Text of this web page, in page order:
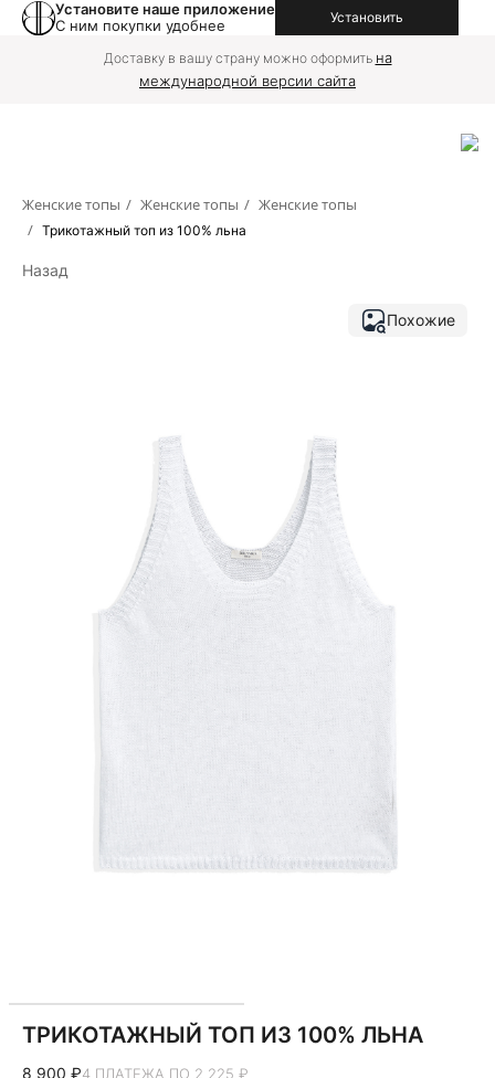
Установите наше приложение
С ним покупки удобнее
Установить
Доставку в вашу страну можно оформить на
международной версии сайта
Женские топы / Женские топы / Женские топы
/ Трикотажный топ из 100% льна
Назад
Похожие
ТРИКОТАЖНЫЙ ТОП ИЗ 100% ЛЬНА
8 900 ₽4 ПЛАТЕЖА ПО 2 225 ₽